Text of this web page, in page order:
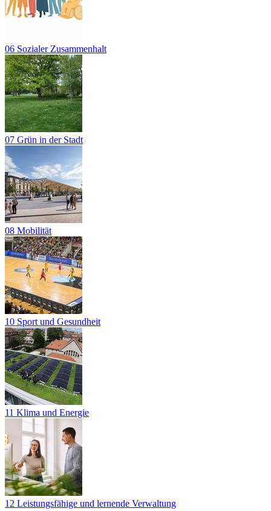
06 Sozialer Zusammenhalt
07 Grün in der Stadt
08 Mobilität
10 Sport und Gesundheit
11 Klima und Energie
12 Leistungsfähige und lernende Verwaltung